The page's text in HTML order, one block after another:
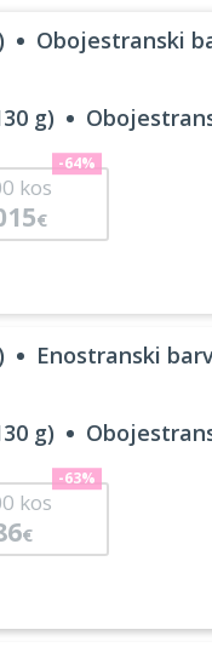
Obojestranski
g)
kos
€
-64%
Enostranski
g)
kos
€
-63%